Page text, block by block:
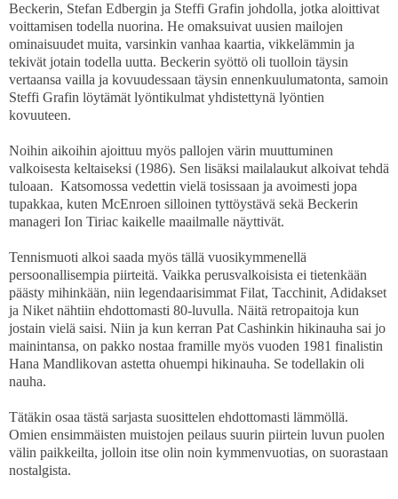
Beckerin, Stefan Edbergin ja Steffi Grafin johdolla, jotka aloittivat
voittamisen todella nuorina. He omaksuivat uusien mailojen
ominaisuudet muita, varsinkin vanhaa kaartia, vikkelämmin ja
tekivät jotain todella uutta. Beckerin syöttö oli tuolloin täysin
vertaansa vailla ja kovuudessaan täysin ennenkuulumatonta, samoin
Steffi Grafin löytämät lyöntikulmat yhdistettynä lyöntien
kovuuteen.
Noihin aikoihin ajoittuu myös pallojen värin muuttuminen
valkoisesta keltaiseksi (1986). Sen lisäksi mailalaukut alkoivat tehdä
tuloaan. Katsomossa vedettin vielä tosissaan ja avoimesti jopa
tupakkaa, kuten McEnroen silloinen tyttöystävä sekä Beckerin
manageri Ion Tiriac kaikelle maailmalle näyttivät.
Tennismuoti alkoi saada myös tällä vuosikymmenellä
persoonallisempia piirteitä. Vaikka perusvalkoisista ei tietenkään
päästy mihinkään, niin legendaarisimmat Filat, Tacchinit, Adidakset
ja Niket nähtiin ehdottomasti 80-luvulla. Näitä retropaitoja kun
jostain vielä saisi. Niin ja kun kerran Pat Cashinkin hikinauha sai jo
mainintansa, on pakko nostaa framille myös vuoden 1981 finalistin
Hana Mandlikovan astetta ohuempi hikinauha. Se todellakin oli
nauha.
Tätäkin osaa tästä sarjasta suosittelen ehdottomasti lämmöllä.
Omien ensimmäisten muistojen peilaus suurin piirtein luvun puolen
välin paikkeilta, jolloin itse olin noin kymmenvuotias, on suorastaan
nostalgista.